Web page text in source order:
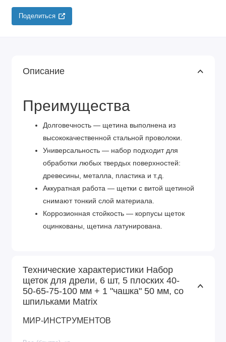
Поделиться
Описание
Преимущества
Долговечность — щетина выполнена из
высококачественной стальной проволоки.
Универсальность — набор подходит для
обработки любых твердых поверхностей:
древесины, металла, пластика и т.д.
Аккуратная работа — щетки с витой щетиной
снимают тонкий слой материала.
Коррозионная стойкость — корпусы щеток
оцинкованы, щетина латунирована.
Технические характеристики Набор
щеток для дрели, 6 шт, 5 плоских 40-
50-65-75-100 мм + 1 "чашка" 50 мм, со
шпильками Matrix
МИР-ИНСТРУМЕНТОВ